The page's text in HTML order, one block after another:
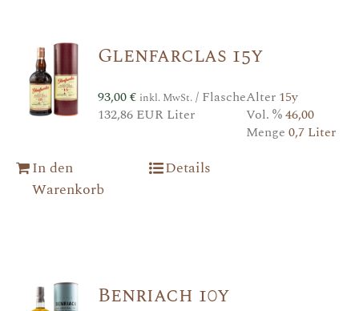
Glenfarclas 15y
93,00€ inkl. MwSt./ Flasche
132,86 EUR Liter
Alter 15y
Vol. %46,00
Menge 0,7 Liter
In den
Warenkorb
Details
Benriach 10y